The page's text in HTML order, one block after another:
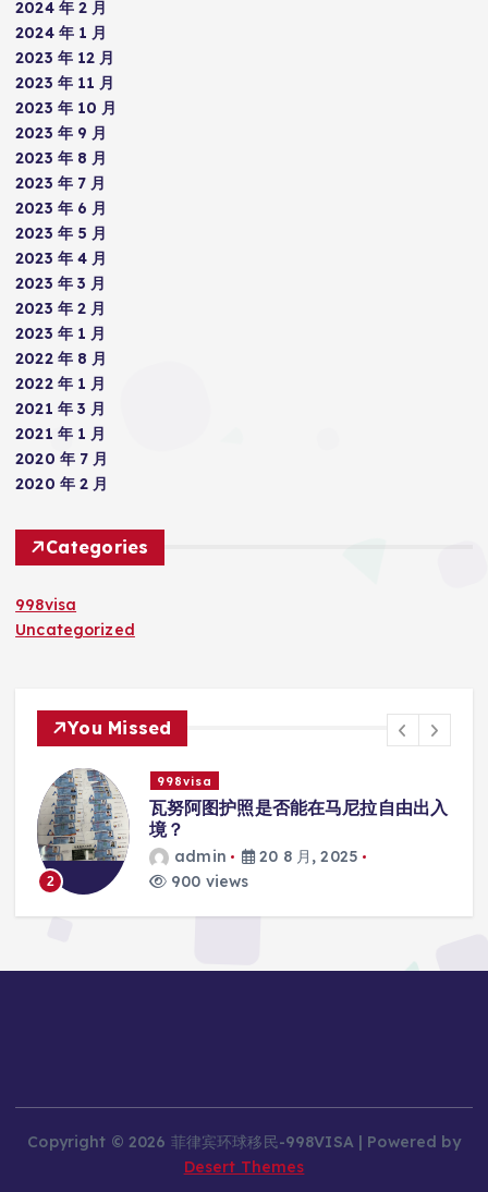
2024 年 2 月
2024 年 1 月
2023 年 12 月
2023 年 11 月
2023 年 10 月
2023 年 9 月
2023 年 8 月
2023 年 7 月
2023 年 6 月
2023 年 5 月
2023 年 4 月
2023 年 3 月
2023 年 2 月
2023 年 1 月
2022 年 8 月
2022 年 1 月
2021 年 3 月
2021 年 1 月
2020 年 7 月
2020 年 2 月
Categories
998visa
Uncategorized
You Missed
3
998visa
瓦努阿图护照是否能在马尼拉使用国际
学校的注册？
admin
20 8 月, 2025
816 views
Copyright © 2026 菲律宾环球移民-998VISA | Powered by
Desert Themes